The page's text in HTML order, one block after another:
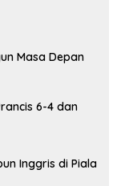
Masa Depan
6-4 dan
Inggris di Piala